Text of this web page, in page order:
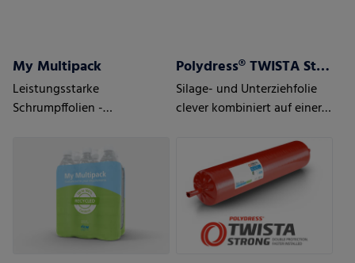
My Multipack
Leistungsstarke
Schrumpffolien -
Polydress® TWISTA Strong
Silage- und Unterziehfolie
clever kombiniert auf einer